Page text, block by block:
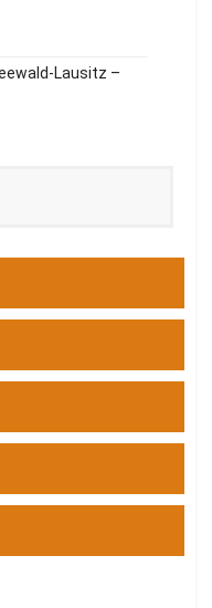
Lausitz –